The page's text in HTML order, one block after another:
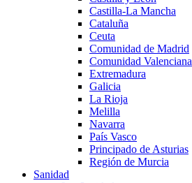
Castilla-La Mancha
Cataluña
Ceuta
Comunidad de Madrid
Comunidad Valenciana
Extremadura
Galicia
La Rioja
Melilla
Navarra
País Vasco
Principado de Asturias
Región de Murcia
Sanidad